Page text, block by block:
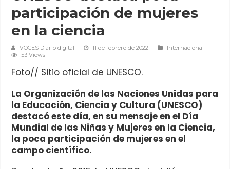
participación de mujeres
en la ciencia
VOCES Diario digital 11 de febrero de 2022
Internacional
53 Views
Foto// Sitio oficial de UNESCO.
La Organización de las Naciones Unidas para
la Educación, Ciencia y Cultura (UNESCO)
destacó este día, en su mensaje en el Día
Mundial de las Niñas y Mujeres en la Ciencia,
la poca participación de mujeres en el
campo científico.